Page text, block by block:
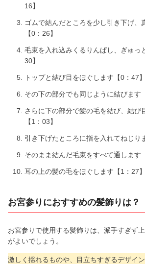
16】
ゴムで結んだところを少し引き下げ、
【0：26】
毛束を入れ込みくるりんぱし、ぎゅっ
30】
トップと結び目をほぐします【0：47】
その下の部分でも同じように結びます
さらに下の部分で髪の毛を結び、結び
【1：03】
引き下げたところに指を入れてねじり
そのまま結んだ毛束をすべて通します
耳の上の髪の毛をほぐします【1：27】
お宮参りにおすすめの髪飾りは？
お宮参りで使用する髪飾りは、派手すぎず
がよいでしょう。
激しく揺れるものや、目立ちすぎるデザイ